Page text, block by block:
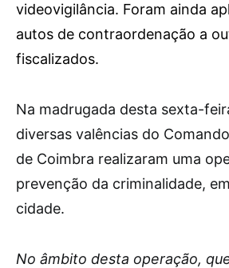
videovigilância. Foram ainda
autos de contraordenação a
fiscalizados.
Na madrugada desta sexta-
diversas valências do
de Coimbra realizaram uma
prevenção da criminalidade,
cidade.
No âmbito desta operação,